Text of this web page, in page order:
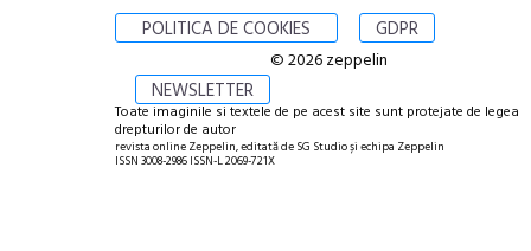
POLITICA DE COOKIES GDPR
NEWSLETTER
© 2026 zeppelin
Toate imaginile si textele de pe acest site sunt protejate de legea
drepturilor de autor
revista online Zeppelin, editată de SG Studio și echipa Zeppelin
ISSN 3008-2986 ISSN-L 2069-721X